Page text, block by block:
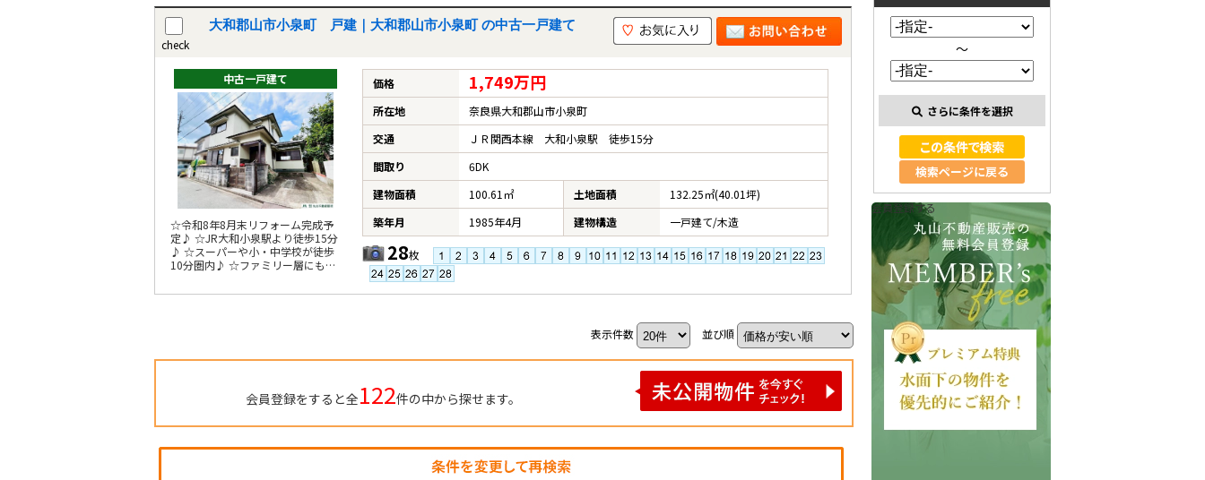
check
大和郡山市小泉町 戸建｜大和郡山市小泉町 の中古一戸建て
中古一戸建て
☆令和8年8月末リフォーム完成予
定♪ ☆JR大和小泉駅より徒歩15分
♪ ☆スーパーや小・中学校が徒歩
10分圏内♪ ☆ファミリー層にも嬉
価格 1,749万円
所在地
奈良県大和郡山市小泉町
交通
ＪＲ関西本線 大和小泉駅 徒歩15分
間取り
6DK
建物面積
100.61㎡ 土地面積
132.25㎡(40.01坪)
築年月
1985年4月 建物構造 一戸建て/木造
28枚
表示件数 並び順
会員登録をすると全122件の中から探せます。
～
さらに条件を選択
検索ページに戻る
会員登録する